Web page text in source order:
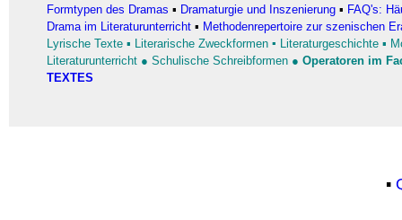
Formtypen des Dramas ▪ Dramaturgie und Inszenierung ▪ FAQ's:
Drama im Literaturunterricht ▪ Methodenrepertoire zur szenischen
Lyrische Texte ▪ Literarische Zweckformen ▪ Literaturgeschichte ▪
Literaturunterricht ● Schulische Schreibformen ● Operatoren im
TEXTES
▪